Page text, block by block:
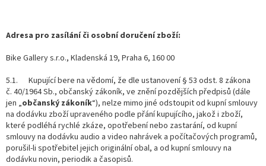
Adresa pro zasílání či osobní doručení zboží:
Bike Gallery s.r.o., Kladenská 19, Praha 6, 160 00
5.1. Kupující bere na vědomí, že dle ustanovení § 53 odst. 8 zákona
č. 40/1964 Sb., občanský zákoník, ve znění pozdějších předpisů (dále
jen „občanský zákoník“), nelze mimo jiné odstoupit od kupní smlouvy
na dodávku zboží upraveného podle přání kupujícího, jakož i zboží,
které podléhá rychlé zkáze, opotřebení nebo zastarání, od kupní
smlouvy na dodávku audio a video nahrávek a počítačových programů,
porušil-li spotřebitel jejich originální obal, a od kupní smlouvy na
dodávku novin, periodik a časopisů.